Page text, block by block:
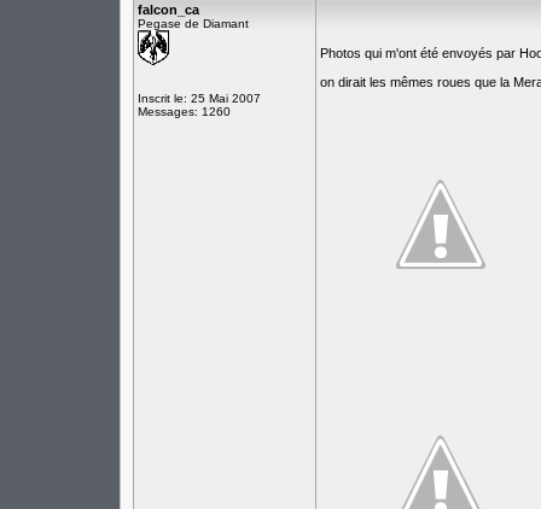
falcon_ca
Pegase de Diamant
Inscrit le: 25 Mai 2007
Messages: 1260
Photos qui m'ont été envoyés par
on dirait les mêmes roues que la